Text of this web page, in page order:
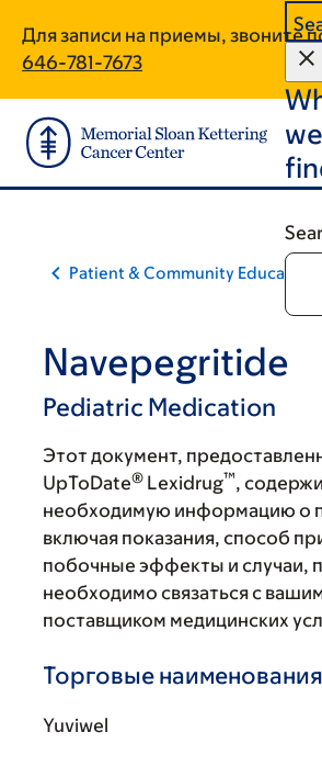
main
content
footer
Для записи на приемы, звоните
646-781-7673
Patient & Community Education
Navepegritide
Pediatric Medication
Этот документ,
UpToDate® Lexidrug™,
необходимую информацию о
включая показания, способ
побочные эффекты и случаи,
необходимо связаться с
поставщиком медицинских
Торговые
Yuviwel